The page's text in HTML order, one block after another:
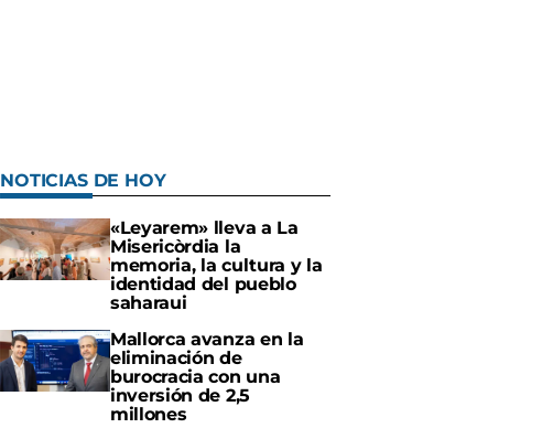
NOTICIAS DE HOY
«Leyarem» lleva a La
Misericòrdia la
memoria, la cultura y la
identidad del pueblo
saharaui
Mallorca avanza en la
eliminación de
burocracia con una
inversión de 2,5
millones